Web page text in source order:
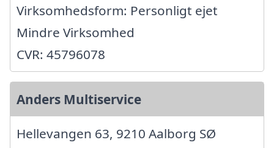
Virksomhedsform: Personligt ejet
Mindre Virksomhed
CVR: 45796078
Anders Multiservice
Hellevangen 63, 9210 Aalborg SØ